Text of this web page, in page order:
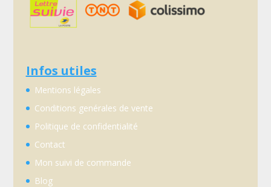
Infos utiles
Mentions légales
Conditions genérales de vente
Politique de confidentialité
Contact
Mon suivi de commande
Blog